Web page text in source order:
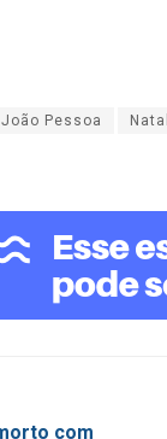
João Pessoa Natal
com